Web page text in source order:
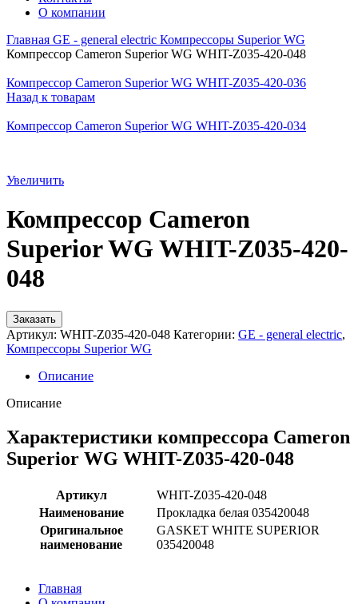
О компании
Главная GE - general electric Компрессоры Superior WG
Компрессор Cameron Superior WG WHIT-Z035-420-048
Компрессор Cameron Superior WG WHIT-Z035-420-036
Назад к товарам
Компрессор Cameron Superior WG WHIT-Z035-420-034
Увеличить
Компрессор Cameron
Superior WG WHIT-Z035-420-
048
Заказать
Артикул: WHIT-Z035-420-048 Категории: GE - general electric,
Компрессоры Superior WG
Описание
Описание
Характеристики компрессора Cameron
Superior WG WHIT-Z035-420-048
Артикул
WHIT-Z035-420-048
Наименование
Прокладка белая 035420048
Оригинальное
наименование
GASKET WHITE SUPERIOR
035420048
Главная